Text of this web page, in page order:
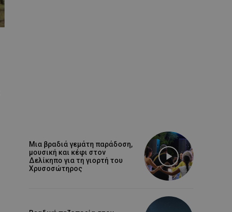
Μια βραδιά γεμάτη παράδοση,
μουσική και κέφι στον
Δελίκηπο για τη γιορτή του
Χρυσοσώτηρος